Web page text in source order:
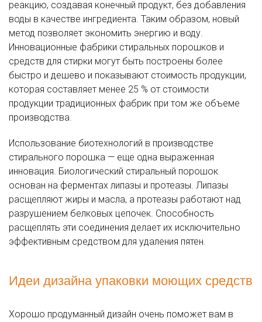
реакцию, создавая конечный продукт, без добавления
воды в качестве ингредиента. Таким образом, новый
метод позволяет экономить энергию и воду.
Инновационные фабрики стиральных порошков и
средств для стирки могут быть построены более
быстро и дешево и показывают стоимость продукции,
которая составляет менее 25 % от стоимости
продукции традиционных фабрик при том же объеме
производства.
Использование биотехнологий в производстве
стирального порошка — еще одна выраженная
инновация. Биологический стиральный порошок
основан на ферментах липазы и протеазы. Липазы
расщепляют жиры и масла, а протеазы работают над
разрушением белковых цепочек. Способность
расщеплять эти соединения делает их исключительно
эффективным средством для удаления пятен.
Идеи дизайна упаковки моющих средств
Хорошо продуманный дизайн очень поможет вам в